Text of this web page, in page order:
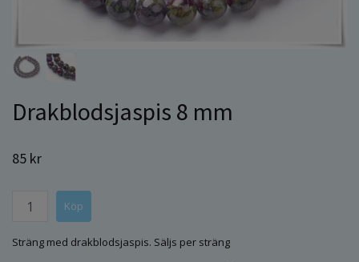
Drakblodsjaspis 8 mm
85 kr
Sträng med drakblodsjaspis. Säljs per sträng